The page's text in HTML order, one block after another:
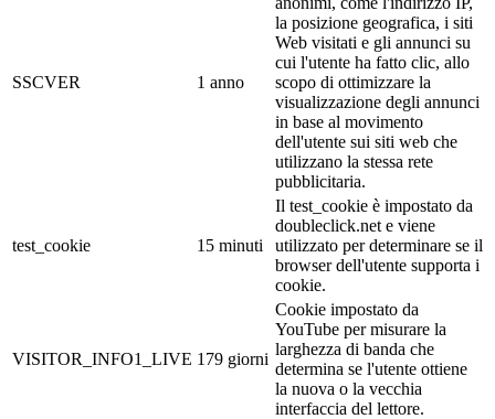
SSCVER 1 anno
la posizione geografica, i siti
Web visitati e gli annunci su
cui l'utente ha fatto clic, allo
scopo di ottimizzare la
visualizzazione degli annunci
in base al movimento
dell'utente sui siti web che
utilizzano la stessa rete
pubblicitaria.
test_cookie 15 minuti
Il test_cookie è impostato da
doubleclick.net e viene
utilizzato per determinare se il
browser dell'utente supporta i
cookie.
VISITOR_INFO1_LIVE 179 giorni
Cookie impostato da
YouTube per misurare la
larghezza di banda che
determina se l'utente ottiene
la nuova o la vecchia
interfaccia del lettore.